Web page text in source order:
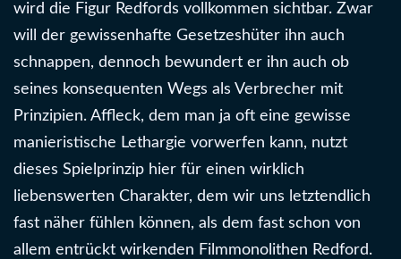
wird die Figur Redfords vollkommen sichtbar. Zwar
will der gewissenhafte Gesetzeshüter ihn auch
schnappen, dennoch bewundert er ihn auch ob
seines konsequenten Wegs als Verbrecher mit
Prinzipien. Affleck, dem man ja oft eine gewisse
manieristische Lethargie vorwerfen kann, nutzt
dieses Spielprinzip hier für einen wirklich
liebenswerten Charakter, dem wir uns letztendlich
fast näher fühlen können, als dem fast schon von
allem entrückt wirkenden Filmmonolithen Redford.